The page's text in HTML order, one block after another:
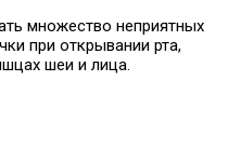
множество неприятных
при открывании рта,
шеи и лица.